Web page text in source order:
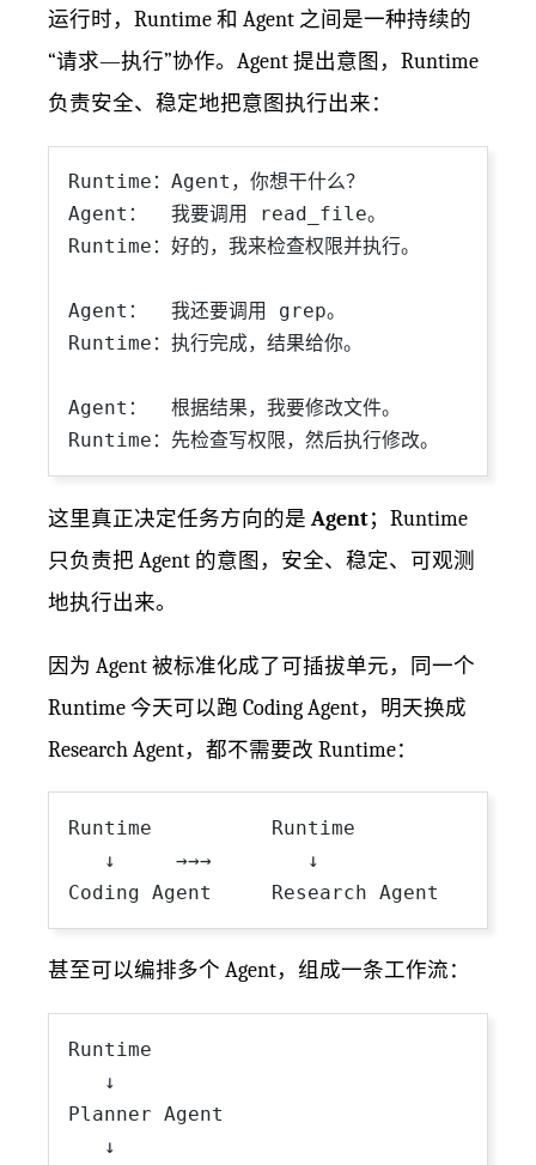
运行时，Runtime 和 Agent 之间是一种持续的
“请求—执行”协作。Agent 提出意图，Runtime
负责安全、稳定地把意图执行出来：
Runtime：Agent，你想干什么？
Agent：  我要调用 read_file。
Runtime：好的，我来检查权限并执行。
Agent：  我还要调用 grep。
Runtime：执行完成，结果给你。
Agent：  根据结果，我要修改文件。
这里真正决定任务方向的是 Agent；Runtime
只负责把 Agent 的意图，安全、稳定、可观测
地执行出来。
因为 Agent 被标准化成了可插拔单元，同一个
Runtime 今天可以跑 Coding Agent，明天换成
Research Agent，都不需要改 Runtime：
Runtime          Runtime
   ↓     →→→        ↓
甚至可以编排多个 Agent，组成一条工作流：
Runtime
   ↓
Planner Agent
   ↓